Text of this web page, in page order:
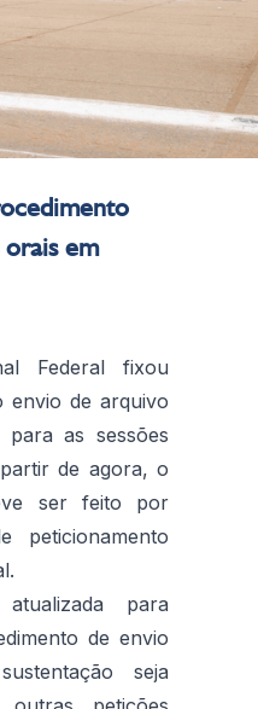
orais em
Federal fixou
envio de arquivo
as sessões
de agora, o
ser feito por
peticionamento
para
de envio
seja